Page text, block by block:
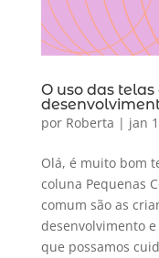
O uso das
por Roberta | jan
Olá, é muito bom
coluna Pequenas
comum são as
desenvolvimento
que possamos